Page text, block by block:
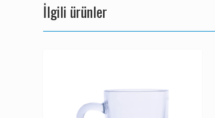
İlgili ürünler